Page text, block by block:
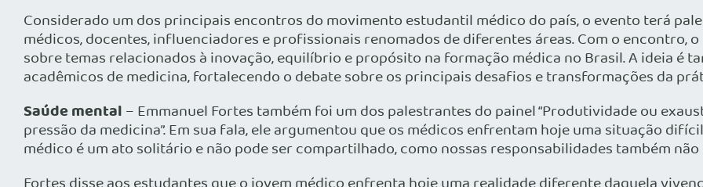
Considerado um dos principais encontros do movimento estudantil médico do país, o evento terá
médicos, docentes, influenciadores e profissionais renomados de diferentes áreas. Com o encontro,
sobre temas relacionados à inovação, equilíbrio e propósito na formação médica no Brasil. A ideia é
acadêmicos de medicina, fortalecendo o debate sobre os principais desafios e transformações da
Saúde mental – Emmanuel Fortes também foi um dos palestrantes do painel “Produtividade ou
pressão da medicina”. Em sua fala, ele argumentou que os médicos enfrentam hoje uma situação
médico é um ato solitário e não pode ser compartilhado, como nossas responsabilidades também não